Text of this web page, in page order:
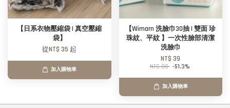
【日系衣物壓縮袋 | 真空壓縮
袋】
從NT$ 35 起
加入購物車
【Wimarn 洗臉巾30抽 | 雙面 珍
珠紋、平紋 】一次性臉部清潔
洗臉巾
NT$ 39
NT$ 80 -51.3%
加入購物車